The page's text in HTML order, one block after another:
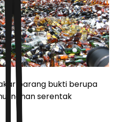
barang bukti berupa
serentak